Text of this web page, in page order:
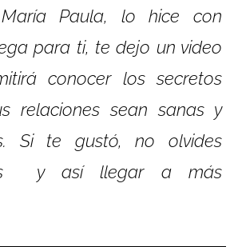
María Paula, lo hice con
para ti, te dejo un video
conocer los secretos
relaciones sean sanas y
Site gustó, no olvides
y así llegar a más